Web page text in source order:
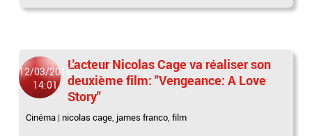
12/03/2016
14:01
L'acteur Nicolas Cage va réaliser son
deuxième film: "Vengeance: A Love
Story"
Cinéma | nicolas cage james franco ,film